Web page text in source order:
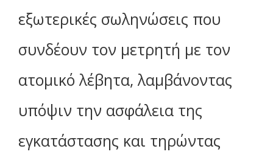
εξωτερικές σωληνώσεις που
συνδέουν τον μετρητή με τον
ατομικό λέβητα, λαμβάνοντας
υπόψιν την ασφάλεια της
εγκατάστασης και τηρώντας